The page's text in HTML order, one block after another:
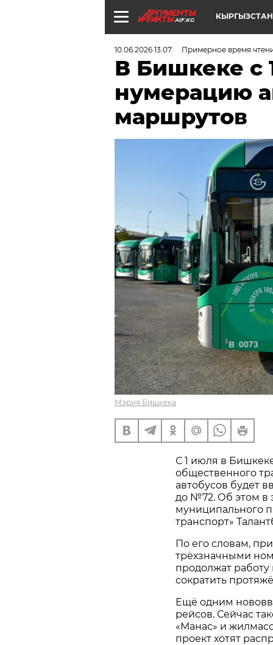
AIF.KG КЫРГЫЗСТАН
10.06.2026 13:07 Примерное время
В Бишкеке с
нумерацию
маршрутов
Мэрия Бишкека
С 1 июля в
общественного
автобусов будет
до №72. Об этом в
муниципального
транспорт»
По его словам,
трёхзначными
продолжат
сократить
Ещё одним
рейсов. Сейчас
«Манас» и
проект хотят